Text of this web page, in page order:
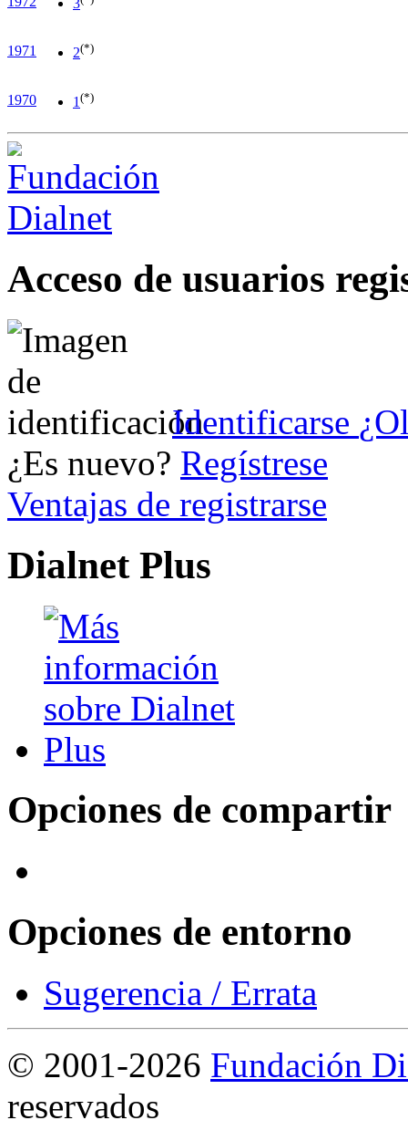
3
1971 2(*)
1970 1 (*)
Acceso de usuarios
Identificarse
¿Es nuevo? Regístrese
Ventajas de registrarse
Dialnet Plus
Opciones de compartir
Opciones de entorno
Sugerencia / Errata
© 2001-2026 Fundación
reservados